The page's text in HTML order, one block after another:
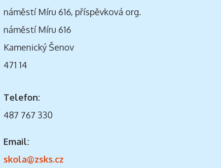
náměstí Míru 616, příspěvková org.
náměstí Míru 616
Kamenický Šenov
471 14
Telefon:
487 767 330
Email:
skola@zsks.cz